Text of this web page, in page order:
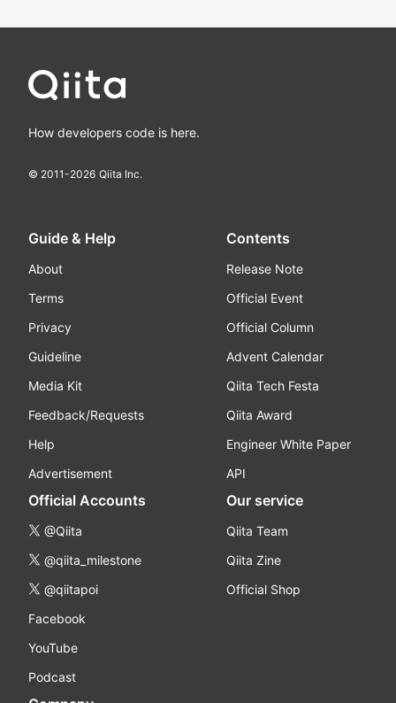
How developers code is here.
© 2011-2026 Qiita Inc.
Guide & Help
About
Terms
Privacy
Guideline
Media Kit
Feedback/Requests
Help
Advertisement
Contents
Release Note
Official Event
Official Column
Advent Calendar
Qiita Tech Festa
Qiita Award
Engineer White Paper
API
Official Accounts
@Qiita
@qiita_milestone
@qiitapoi
Facebook
YouTube
Podcast
Our service
Qiita Team
Qiita Zine
Official Shop